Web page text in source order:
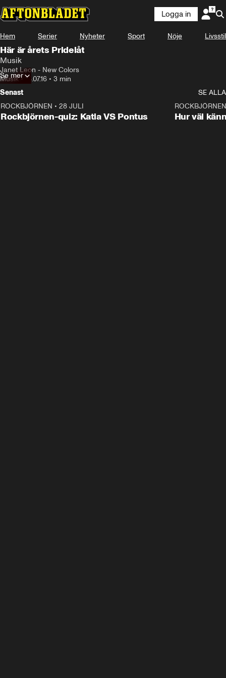
Logga in
Hem Serier Nyheter Sport Nöje Livsstil
Här är årets Pridelåt
Musik
Janet Leon - New Colors
Musik• 18.07.16 • 3 min
Se mer
Senast
SE ALLA
ROCKBJÖRNEN • 28 JULI
Rockbjörnen-quiz: Katia VS Pontus
ROCKBJÖRNEN
Hur väl